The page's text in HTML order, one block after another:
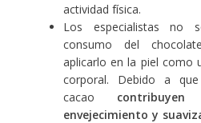
actividad física.
Los especialistas no
consumo del
aplicarlo en la piel como
corporal. Debido a
cacao
envejecimiento y